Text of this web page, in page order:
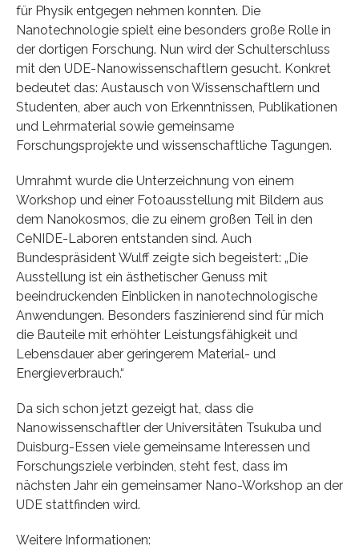
für Physik entgegen nehmen konnten. Die
Nanotechnologie spielt eine besonders große Rolle in
der dortigen Forschung. Nun wird der Schulterschluss
mit den UDE-Nanowissenschaftlern gesucht. Konkret
bedeutet das: Austausch von Wissenschaftlern und
Studenten, aber auch von Erkenntnissen, Publikationen
und Lehrmaterial sowie gemeinsame
Forschungsprojekte und wissenschaftliche Tagungen.
Umrahmt wurde die Unterzeichnung von einem
Workshop und einer Fotoausstellung mit Bildern aus
dem Nanokosmos, die zu einem großen Teil in den
CeNIDE-Laboren entstanden sind. Auch
Bundespräsident Wulff zeigte sich begeistert: „Die
Ausstellung ist ein ästhetischer Genuss mit
beeindruckenden Einblicken in nanotechnologische
Anwendungen. Besonders faszinierend sind für mich
die Bauteile mit erhöhter Leistungsfähigkeit und
Lebensdauer aber geringerem Material- und
Energieverbrauch.“
Da sich schon jetzt gezeigt hat, dass die
Nanowissenschaftler der Universitäten Tsukuba und
Duisburg-Essen viele gemeinsame Interessen und
Forschungsziele verbinden, steht fest, dass im
nächsten Jahr ein gemeinsamer Nano-Workshop an der
UDE stattfinden wird.
Weitere Informationen: